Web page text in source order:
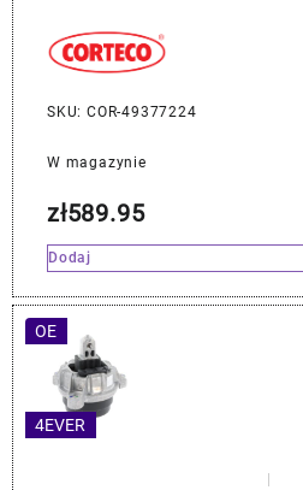
SKU: COR-49377224
W magazynie
zł589.95
Dodaj
OE
4EVER